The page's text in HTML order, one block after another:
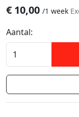
€ 10,00 /1 week
Aantal: